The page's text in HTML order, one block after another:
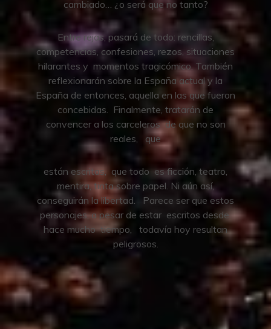
cambiado… ¿o será que no tanto?
Entre rejas, pasará de todo: rencillas,
competencias, confesiones, rezos, situaciones
hilarantes y momentos tragicómico. También
reflexionarán sobre la España actual y la
España de entonces, aquella en las que fueron
concebidas. Finalmente, tratarán de
convencer a los carceleros de que no son
reales, que
están escritas, que todo es ficción, teatro,
mentira, tinta sobre papel. Ni aún así,
conseguirán la libertad. Parece ser que estos
personajes, a pesar de estar escritos desde
hace mucho tiempo, todavía hoy resultan
peligrosos.